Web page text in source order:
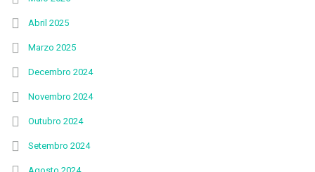
Abril 2025
Marzo 2025
Decembro 2024
Novembro 2024
Outubro 2024
Setembro 2024